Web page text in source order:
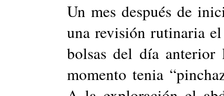
Un mes después de
una revisión rutinaria
bolsas del día
momento tenia